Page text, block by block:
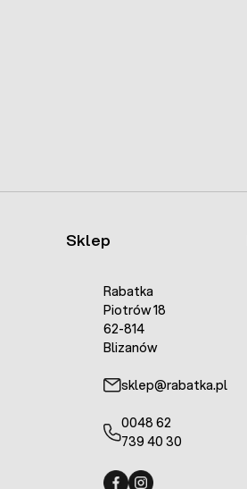
Sklep
Rabatka
Piotrów 18
62-814
Blizanów
sklep@rabatka.pl
0048 62
739 40 30